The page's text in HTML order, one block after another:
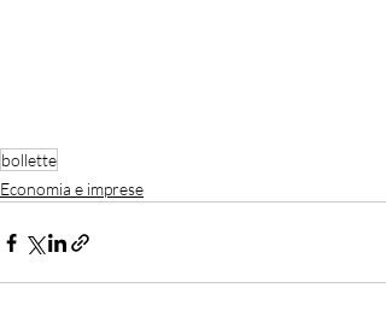
bollette
Economia e imprese